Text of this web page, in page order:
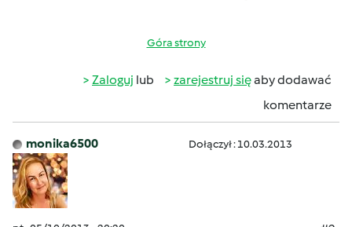
Góra strony
Zaloguj lub zarejestruj sięaby dodawać
komentarze
monika6500 Dołączył : 10.03.2013